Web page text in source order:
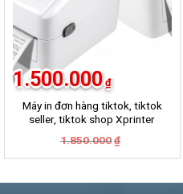
Máy in đơn hàng tiktok, tiktok
seller, tiktok shop Xprinter
1.850.000 ₫
là:
1.500.000 ₫
tại
1.500.000₫.